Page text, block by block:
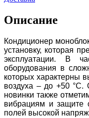
Описание
Кондиционер
установку, которая
эксплуатации. В
оборудования в
которых характерны
воздуха – до +50 °С.
новинки также
вибрациям и защите
полей высокой